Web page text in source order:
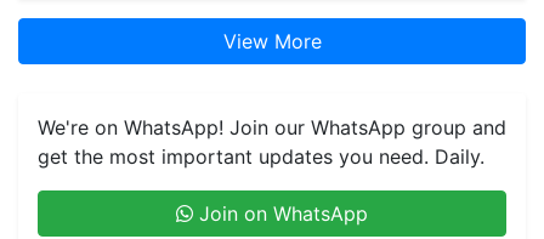
View More
We're on WhatsApp! Join our WhatsApp group and
get the most important updates you need. Daily.
Join on WhatsApp